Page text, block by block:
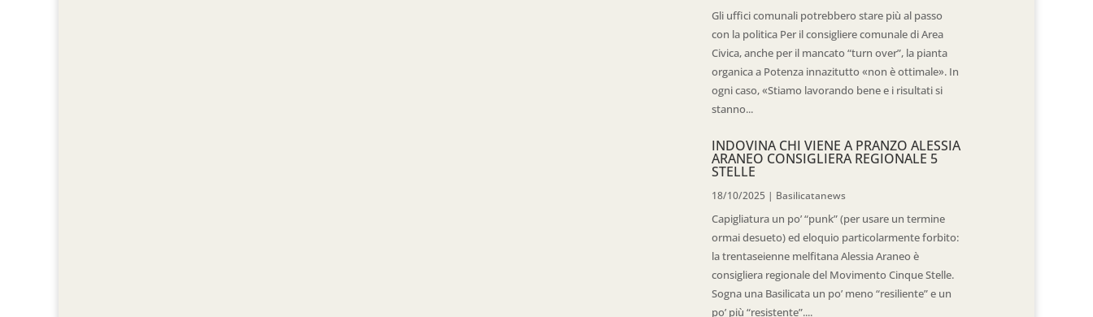
Gli uffici comunali potrebbero stare più al passo
con la politica Per il consigliere comunale di Area
Civica, anche per il mancato “turn over”, la pianta
organica a Potenza innazitutto «non è ottimale». In
ogni caso, «Stiamo lavorando bene e i risultati si
stanno...
INDOVINA CHI VIENE A PRANZO ALESSIA
ARANEO CONSIGLIERA REGIONALE 5
STELLE
18/10/2025 | Basilicatanews
Capigliatura un po’ “punk” (per usare un termine
ormai desueto) ed eloquio particolarmente forbito:
la trentaseienne melfitana Alessia Araneo è
consigliera regionale del Movimento Cinque Stelle.
Sogna una Basilicata un po’ meno “resiliente” e un
po’ più “resistente”....